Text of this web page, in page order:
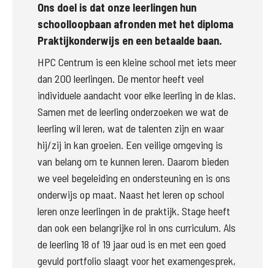
Ons doel is dat onze leerlingen hun
schoolloopbaan afronden met het diploma
Praktijkonderwijs en een betaalde baan.
HPC Centrum is een kleine school met iets meer
dan 200 leerlingen. De mentor heeft veel
individuele aandacht voor elke leerling in de klas.
Samen met de leerling onderzoeken we wat de
leerling wil leren, wat de talenten zijn en waar
hij/zij in kan groeien. Een veilige omgeving is
van belang om te kunnen leren. Daarom bieden
we veel begeleiding en ondersteuning en is ons
onderwijs op maat. Naast het leren op school
leren onze leerlingen in de praktijk. Stage heeft
dan ook een belangrijke rol in ons curriculum. Als
de leerling 18 of 19 jaar oud is en met een goed
gevuld portfolio slaagt voor het examengesprek,